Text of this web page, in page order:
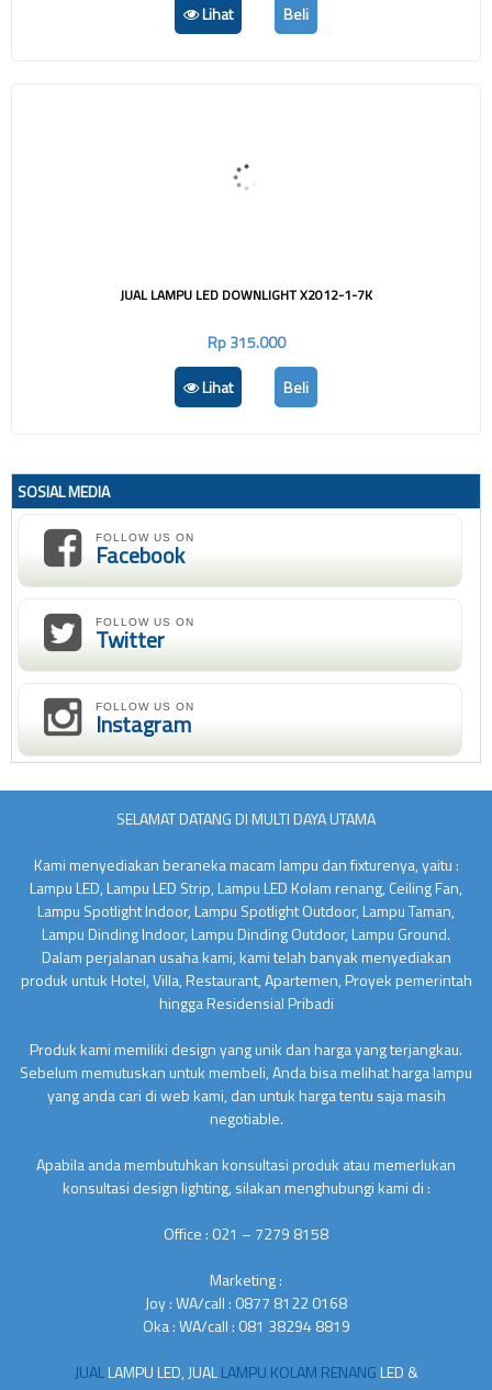
Lihat
Beli
JUAL LAMPU LED DOWNLIGHT X2012-1-7K
Rp 315.000
Lihat
Beli
SOSIAL MEDIA
FOLLOW US ON
Facebook
FOLLOW US ON
Twitter
FOLLOW US ON
Instagram
SELAMAT DATANG DI MULTI DAYA UTAMA
Kami menyediakan beraneka macam lampu dan fixturenya, yaitu :
Lampu LED, Lampu LED Strip, Lampu LED Kolam renang, Ceiling Fan,
Lampu Spotlight Indoor, Lampu Spotlight Outdoor, Lampu Taman,
Lampu Dinding Indoor, Lampu Dinding Outdoor, Lampu Ground.
Dalam perjalanan usaha kami, kami telah banyak menyediakan
produk untuk Hotel, Villa, Restaurant, Apartemen, Proyek pemerintah
hingga Residensial Pribadi
Produk kami memiliki design yang unik dan harga yang terjangkau.
Sebelum memutuskan untuk membeli, Anda bisa melihat harga lampu
yang anda cari di web kami, dan untuk harga tentu saja masih
negotiable.
Apabila anda membutuhkan konsultasi produk atau memerlukan
konsultasi design lighting, silakan menghubungi kami di :
Office : 021 – 7279 8158
Marketing :
Joy : WA/call : 0877 8122 0168
Oka : WA/call : 081 38294 8819
JUALLAMPU LED, JUALLAMPU KOLAM RENANG LED &